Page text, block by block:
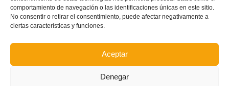
comportamiento de navegación o las identificaciones únicas en este sitio.
No consentir o retirar el consentimiento, puede afectar negativamente a
ciertas características y funciones.
Aceptar
Denegar
POSTS RECIENTES
en el embajador de la Comunitat Valenciana
Estos son los dos grupos y calendarios de Lliga